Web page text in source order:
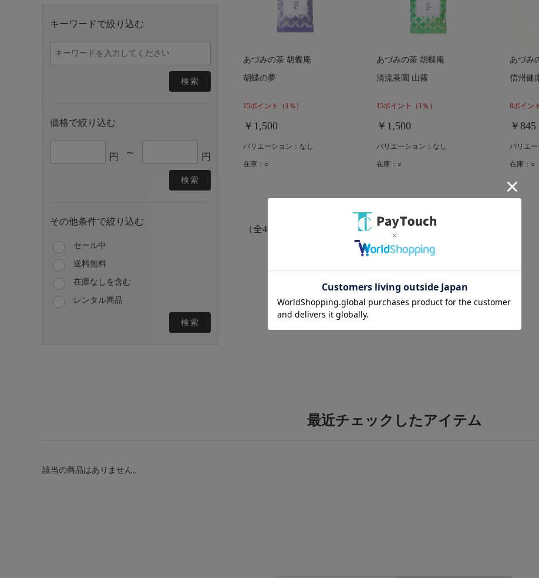
キーワードで絞り込む
検索
価格で絞り込む
円 ～ 円
検索
その他条件で絞り込む
セール中
送料無料
在庫なしを含む
レンタル商品
検索
あづみの茶 胡蝶庵
胡蝶の夢
15ポイント （1％）
￥1,500
バリエーション：なし
在庫：○
あづみの茶 胡蝶庵
清流茶園 山霧
15ポイント （1％）
￥1,500
バリエーション：なし
在庫：○
あづみ
信州健
8ポイント
￥845
バリエ
在庫：○
（全4件）
最近チェックしたアイテム
該当の商品はありません。